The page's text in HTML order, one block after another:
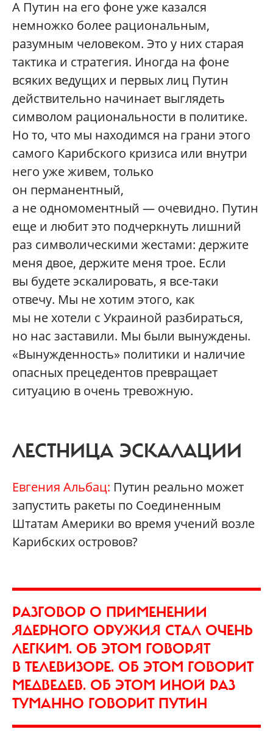
А Путин на его фоне уже казался
немножко более рациональным,
разумным человеком. Это у них старая
тактика и стратегия. Иногда на фоне
всяких ведущих и первых лиц Путин
действительно начинает выглядеть
символом рациональности в политике.
Но то, что мы находимся на грани этого
самого Карибского кризиса или внутри
него уже живем, только
он перманентный,
а не одномоментный — очевидно. Путин
еще и любит это подчеркнуть лишний
раз символическими жестами: держите
меня двое, держите меня трое. Если
вы будете эскалировать, я все-таки
отвечу. Мы не хотим этого, как
мы не хотели с Украиной разбираться,
но нас заставили. Мы были вынуждены.
«Вынужденность» политики и наличие
опасных прецедентов превращает
ситуацию в очень тревожную.
ЛЕСТНИЦА ЭСКАЛАЦИИ
Евгения Альбац: Путин реально может
запустить ракеты по Соединенным
Штатам Америки во время учений возле
Карибских островов?
РАЗГОВОР О ПРИМЕНЕНИИ
ЯДЕРНОГО ОРУЖИЯ СТАЛ ОЧЕНЬ
ЛЕГКИМ. ОБ ЭТОМ ГОВОРЯТ
В ТЕЛЕВИЗОРЕ. ОБ ЭТОМ ГОВОРИТ
МЕДВЕДЕВ. ОБ ЭТОМ ИНОЙ РАЗ
ТУМАННО ГОВОРИТ ПУТИН